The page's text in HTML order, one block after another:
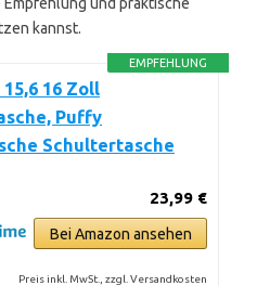
kannst.
EMPFEHLUNG
15,6 16 Zoll
Puffy
Schultertasche
23,99 €
Bei Amazon ansehen
Preis inkl. MwSt., zzgl. Versandkosten